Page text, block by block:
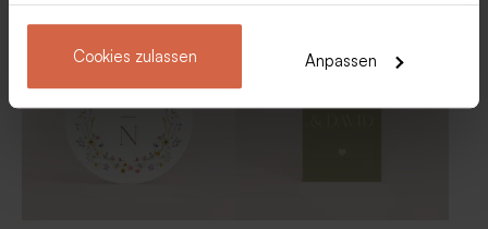
Cookies zulassen Anpassen
als Gastgeschenk zur